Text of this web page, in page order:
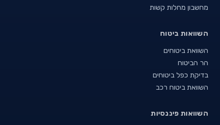
מחשבון מחלות קשות
השוואות ביטוח
השוואת ביטוחים
הר הביטוח
בדיקת כפל ביטוחים
השוואת ביטוח רכב
השוואות פיננסיות